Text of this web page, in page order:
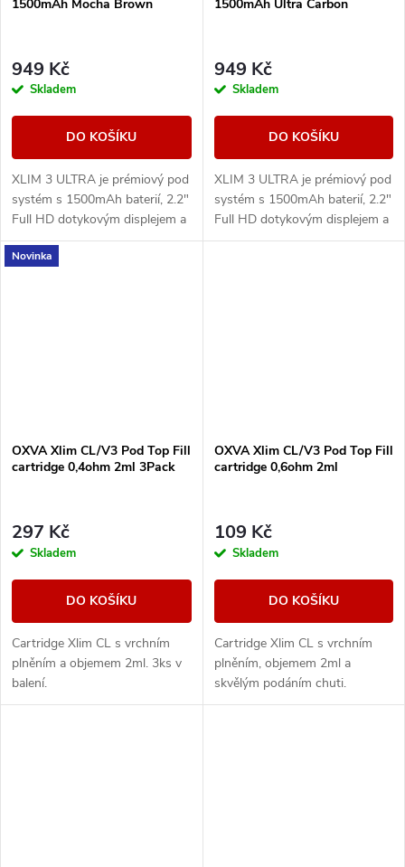
1500mAh Mocha Brown
949 Kč
Skladem
DO KOŠÍKU
XLIM 3 ULTRA je prémiový pod
systém s 1500mAh baterií, 2.2"
Full HD dotykovým displejem a
technologií Super Pulse pro
stabilní výkon a výraznou chuť.
1500mAh Ultra Carbon
949 Kč
Skladem
DO KOŠÍKU
XLIM 3 ULTRA je prémiový pod
systém s 1500mAh baterií, 2.2"
Full HD dotykovým displejem a
technologií Super Pulse pro
Novinka
OXVA Xlim CL/V3 Pod Top Fill
cartridge 0,4ohm 2ml 3Pack
297 Kč
Skladem
DO KOŠÍKU
Cartridge Xlim CL s vrchním
plněním a objemem 2ml. 3ks v
balení.
OXVA Xlim CL/V3 Pod Top Fill
cartridge 0,6ohm 2ml
109 Kč
Skladem
DO KOŠÍKU
Cartridge Xlim CL s vrchním
plněním, objemem 2ml a
skvělým podáním chuti.
Cartridge mají stejné boční